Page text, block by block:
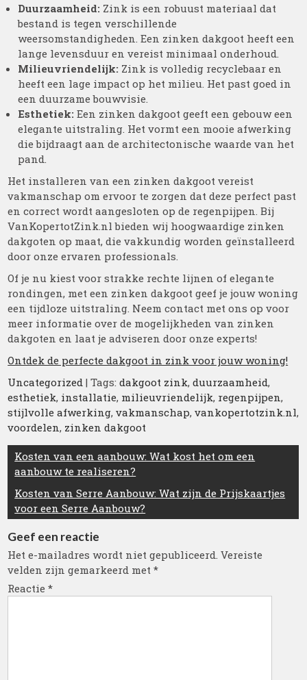
Duurzaamheid: Zink is een robuust materiaal dat
bestand is tegen verschillende
weersomstandigheden. Een zinken dakgoot heeft een
lange levensduur en vereist minimaal onderhoud.
Milieuvriendelijk: Zink is volledig recyclebaar en
heeft een lage impact op het milieu. Het past goed in
een duurzame bouwvisie.
Esthetiek: Een zinken dakgoot geeft een gebouw een
elegante uitstraling. Het vormt een mooie afwerking
die bijdraagt aan de architectonische waarde van het
pand.
Het installeren van een zinken dakgoot vereist
vakmanschap om ervoor te zorgen dat deze perfect past
en correct wordt aangesloten op de regenpijpen. Bij
VanKopertotZink.nl bieden wij hoogwaardige zinken
dakgoten op maat, die vakkundig worden geïnstalleerd
door onze ervaren professionals.
Of je nu kiest voor strakke rechte lijnen of elegante
rondingen, met een zinken dakgoot geef je jouw woning
een tijdloze uitstraling. Neem contact met ons op voor
meer informatie over de mogelijkheden van zinken
dakgoten en laat je adviseren door onze experts!
Ontdek de perfecte dakgoot in zink voor jouw woning!
Uncategorized | Tags:dakgoot zink,duurzaamheid,
esthetiek, installatie, milieuvriendelijk, regenpijpen,
stijlvolle afwerking,vakmanschap,vankopertotzink.nl,
voordelen, zinken dakgoot
Berichtnavigatie
Kosten van een aanbouw: Wat kost het om een
aanbouw te realiseren?
Kosten van Serre Aanbouw: Wat zijn de Prijskaartjes
voor een Serre Aanbouw?
Geef een reactie
Het e-mailadres wordt niet gepubliceerd. Vereiste
velden zijn gemarkeerd met*
Reactie*